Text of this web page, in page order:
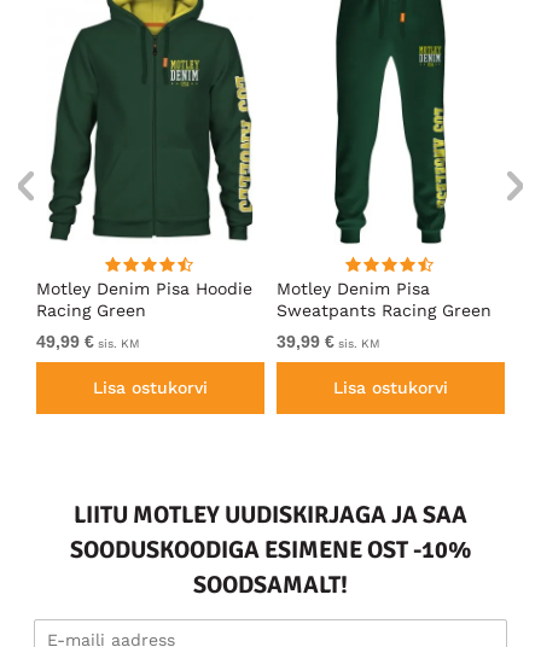
Motley Denim Pisa Hoodie
Racing Green
49,99 € sis. KM
Lisa ostukorvi
Motley Denim Pisa
Sweatpants Racing Green
39,99 € sis. KM
Lisa ostukorvi
LIITU MOTLEY UUDISKIRJAGA JA SAA
SOODUSKOODIGA ESIMENE OST -10%
SOODSAMALT!